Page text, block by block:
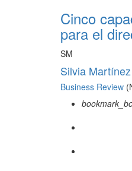
Cinco
para el
SM
Silvia
Business Review